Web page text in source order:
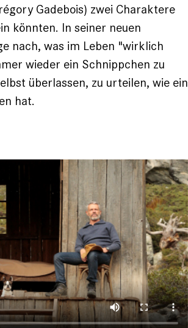
Gadebois) zwei Charaktere
könnten. In seiner neuen
nach, was im Leben "wirklich
wieder ein Schnippchen zu
überlassen, zu urteilen, wie ein
hat.